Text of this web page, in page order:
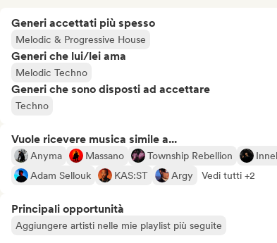
Generi accettati più spesso
Melodic & Progressive House
Generi che lui/lei ama
Melodic Techno
Generi che sono disposti ad accettare
Techno
Vuole ricevere musica simile a...
Anyma Massano Township Rebellion
Adam Sellouk
KAS:ST Argy Vedi tutti +2
Principali opportunità
Aggiungere artisti nelle mie playlist più seguite